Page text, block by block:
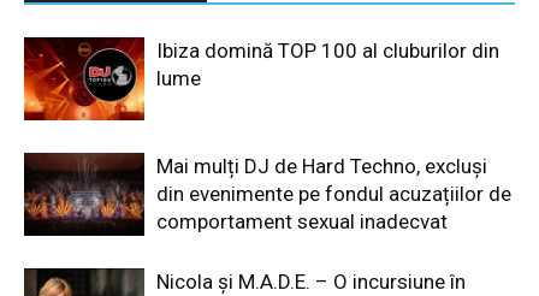
Ibiza domină TOP 100 al cluburilor din
lume
Mai mulți DJ de Hard Techno, excluși
din evenimente pe fondul acuzațiilor de
comportament sexual inadecvat
Nicola și M.A.D.E. – O incursiune în